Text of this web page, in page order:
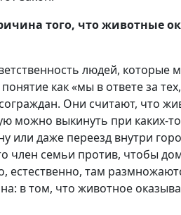
того, что животные
людей, которые
как «мы в ответе за
Они считают, что
можно выкинуть при каких-то
или даже переезд внутри
член семьи против, чтобы
естественно, там
в том, что животное